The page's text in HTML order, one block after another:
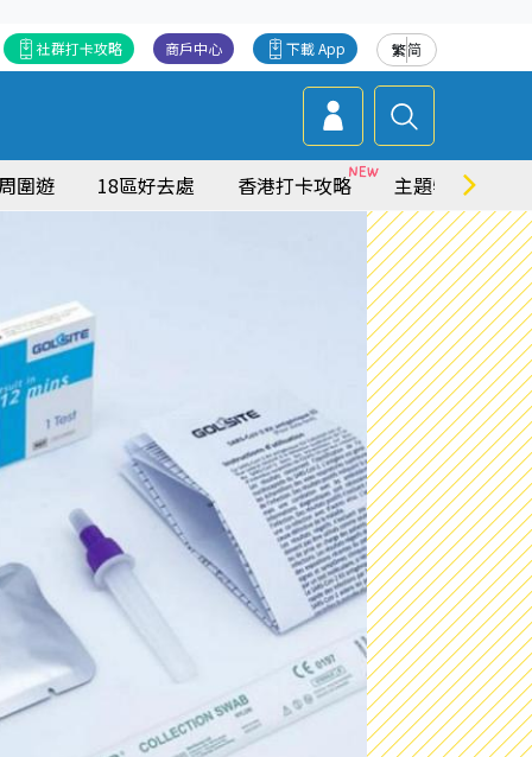
繁简
下載 App
商戶中心
社群打卡攻略
圍遊 18區好去處 香港打卡攻略 主題特集